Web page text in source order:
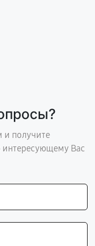
и получите
интересующему Вас